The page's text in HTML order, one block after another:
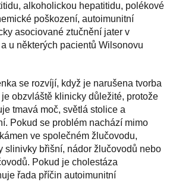
alkoholickou hepatitidu, polékové
poškození, autoimunitní
asociované ztučnění jater v
u některých pacientů Wilsonovu
se rozvíjí, když je narušena tvorba
obzvláště klinicky důležité, protože
tmavá moč, světlá stolice a
Pokud se problém nachází mimo
ve společném žlučovodu,
slinivky břišní, nádor žlučovodů nebo
Pokud je cholestáza
řada příčin autoimunitní